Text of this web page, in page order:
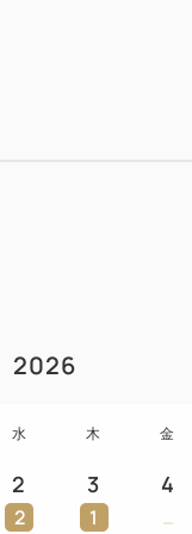
ホテルにお問合せ
：30以外のお席と
番号またはメール
ださい。
状況によりメイ
2026
水 木 金
2
2
3
1
4